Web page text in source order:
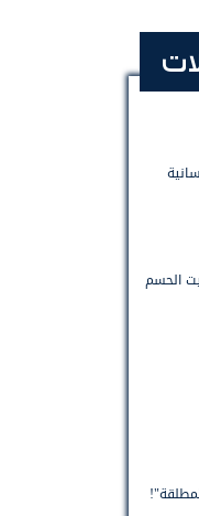
الحسم